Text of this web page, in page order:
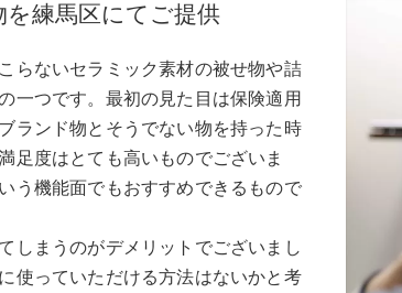
練馬区にてご提供
らないセラミック素材の被せ物や詰
一つです。最初の見た目は保険適用
ランド物とそうでない物を持った時
足度はとても高いものでございま
う機能面でもおすすめできるもので
しまうのがデメリットでございまし
使っていただける方法はないかと考